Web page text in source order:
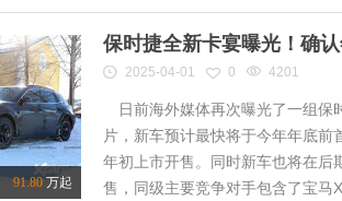
91.80万起
保时捷全新卡宴曝光！确
2025-04-01 0 4201
日前海外媒体再次曝光了一组保
片，新车预计最快将于今年年底
年初上市开售。同时新车也将在后
售，同级主要竞争对手包含了宝马